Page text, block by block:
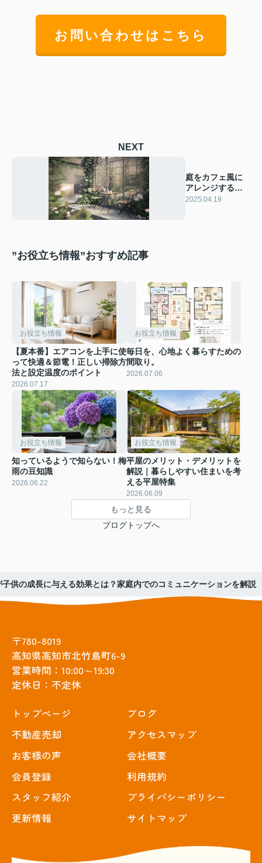
お問い合わせはこちら
NEXT
庭をカフェ風に
アレンジする秘
密とは？魅力的
2025.04.19
”お役立ち情報”おすすめ記事
お役立ち情報
【夏本番】エアコンを上手に使
って快適＆節電！正しい掃除方
法と設定温度のポイント
2026.07.17
お役立ち情報
毎日を、心地よく暮らすための
間取り。
2026.07.06
お役立ち情報
知っているようで知らない！梅
雨の豆知識
2026.06.22
お役立ち情報
平屋のメリット・デメリットを
解説｜暮らしやすい住まいを考
える平屋特集
2026.06.09
もっと見る
ブログトップへ
子供の成長に与える効果とは？家庭内でのコミュニケーションを解説
〒780-8019
高知県高知市北竹島町6-9
営業時間：10:00～19:30
定休日：不定休
トップぺージ
不動産売却
お客様の声
会員登録
スタッフ紹介
更新情報
ブログ
アクセスマップ
会社概要
利用規約
プライバシーポリシー
サイトマップ